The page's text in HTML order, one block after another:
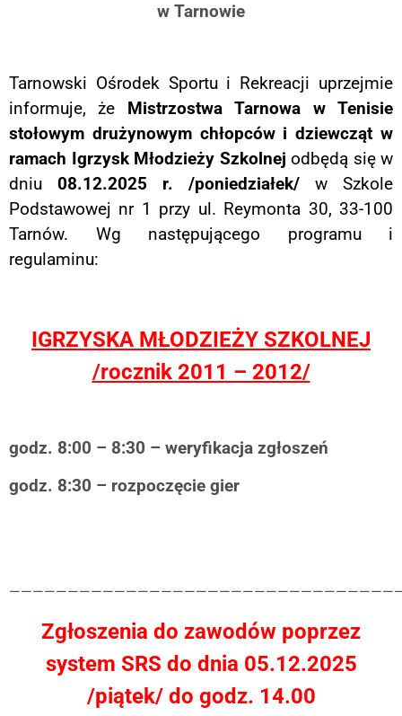
w Tarnowie
Tarnowski Ośrodek Sportu i Rekreacji uprzejmie
informuje, że Mistrzostwa Tarnowa wTenisie
stołowym drużynowym chłopców i dziewcząt w
ramach Igrzysk Młodzieży Szkolnej odbędą się w
dniu 08.12.2025 r. /poniedziałek/ w Szkole
Podstawowej nr 1 przy ul. Reymonta 30, 33-100
Tarnów. Wg następującego programu i
regulaminu:
IGRZYSKA MŁODZIEŻY SZKOLNEJ
/rocznik 2011 – 2012/
godz. 8:00 – 8:30 – weryfikacja zgłoszeń
godz. 8:30 – rozpoczęcie gier
Zgłoszenia do zawodów poprzez
system SRS do dnia 05.12.2025
/piątek/ do godz. 14.00